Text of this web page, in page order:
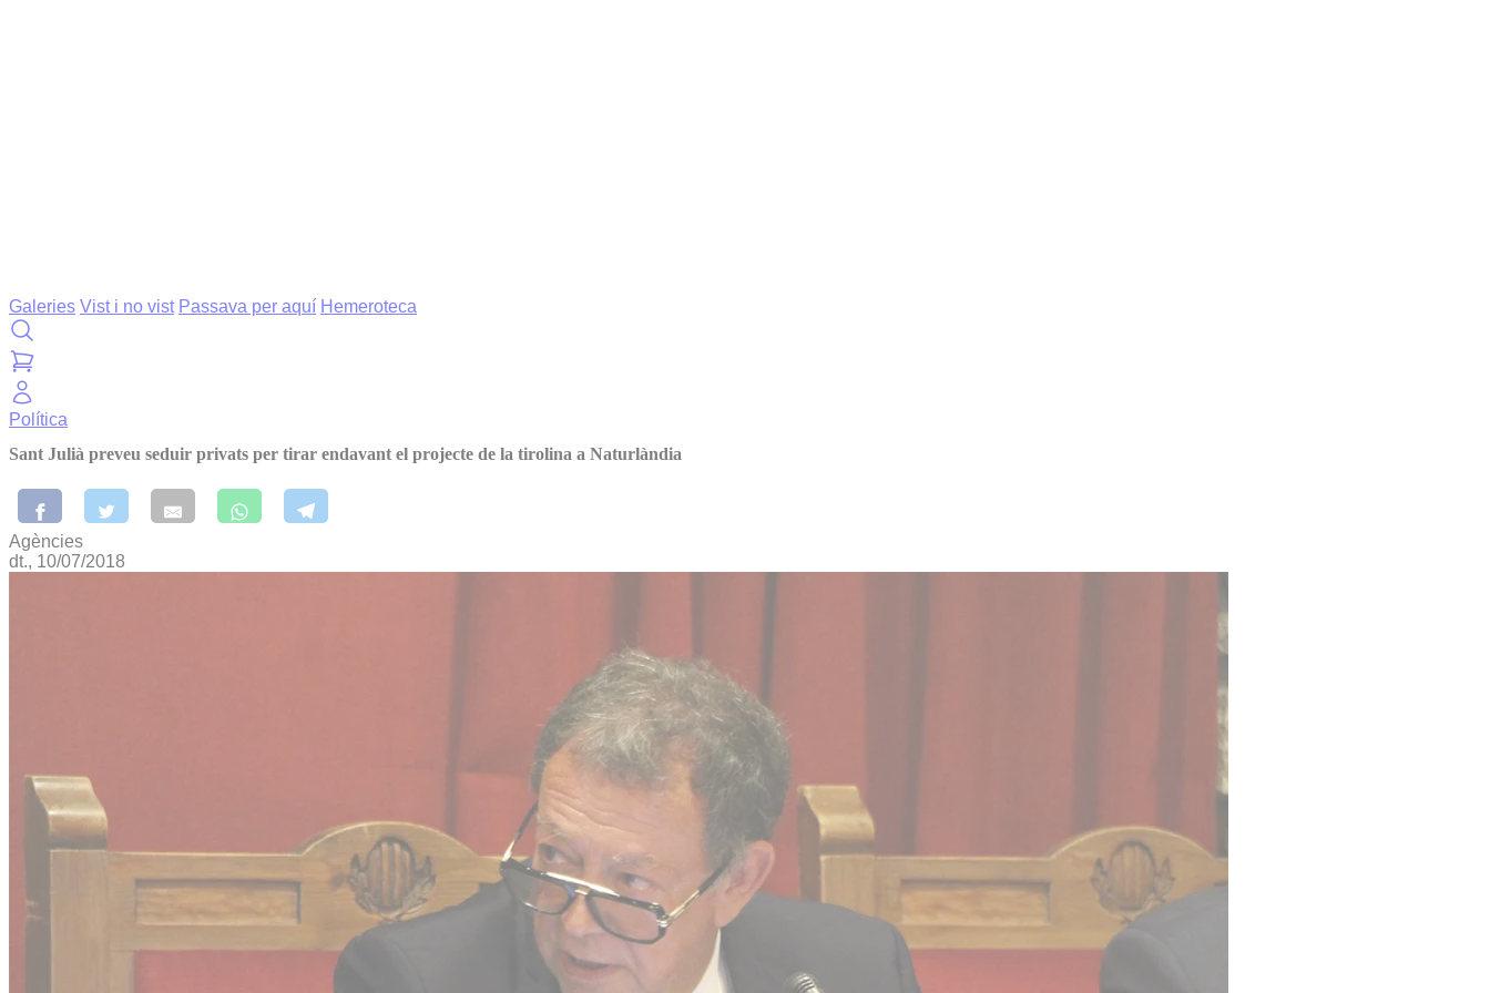
Galeries Vist i no vist Passava per aquí Hemeroteca
Política
Sant Julià preveu seduir privats per tirar endavant el projecte de la tirolina a Naturlàndia
Agències
dt., 10/07/2018